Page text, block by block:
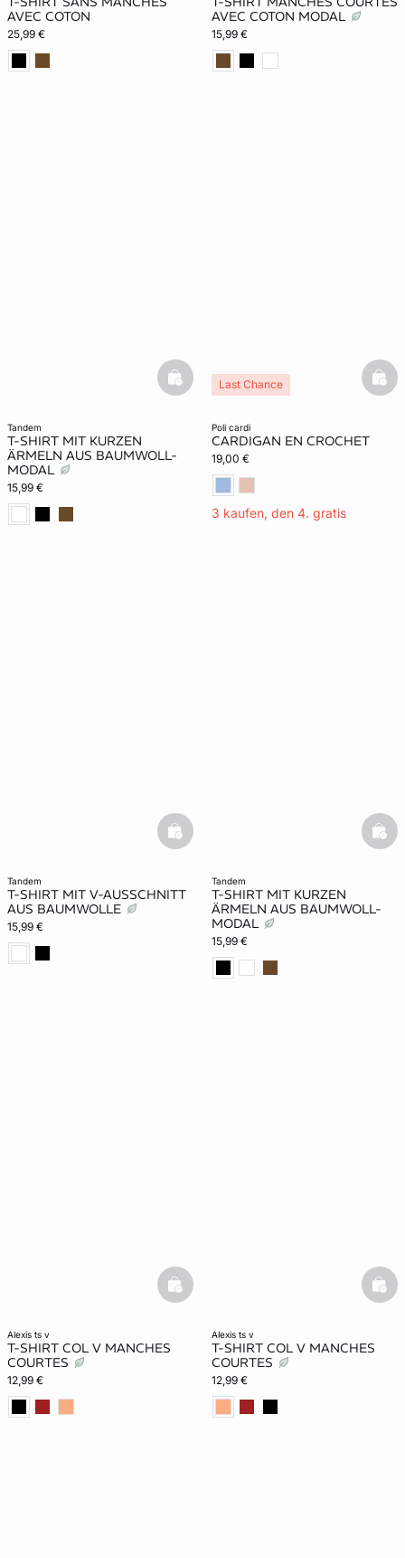
AVEC COTON
25,99 €
AVEC COTON MODAL
15,99 €
tandem
T-SHIRT MIT KURZEN
ÄRMELN AUS BAUMWOLL-
MODAL
15,99 €
basketfull
poli cardi
CARDIGAN EN CROCHET
19,00 €
3 kaufen, den 4. gratis
Last Chance
tandem
T-SHIRT MIT V-AUSSCHNITT
AUS BAUMWOLLE
15,99 €
basketfull
tandem
T-SHIRT MIT KURZEN
ÄRMELN AUS BAUMWOLL-
MODAL
15,99 €
alexis ts v
T-SHIRT COL V MANCHES
COURTES
12,99 €
basketfull
alexis ts v
T-SHIRT COL V MANCHES
COURTES
12,99 €